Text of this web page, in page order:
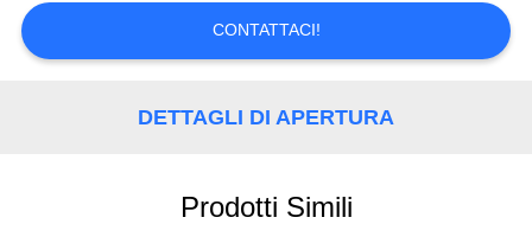
UNA
CITAZIONE
CONTATTACI!
DETTAGLI DI APERTURA
Prodotti Simili